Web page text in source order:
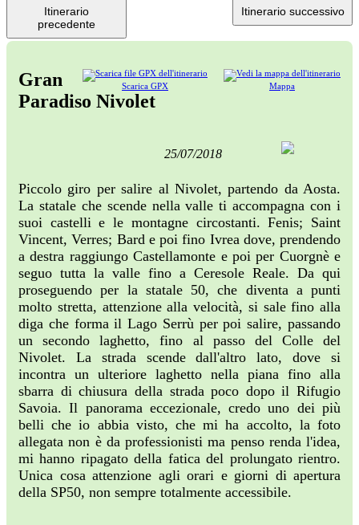
Itinerario
precedente
Itinerario successivo
Mappa
Scarica GPX
Gran
Paradiso Nivolet
25/07/2018
Piccolo giro per salire al Nivolet, partendo da Aosta.
La statale che scende nella valle ti accompagna con i
suoi castelli e le montagne circostanti. Fenis; Saint
Vincent, Verres; Bard e poi fino Ivrea dove, prendendo
a destra raggiungo Castellamonte e poi per Cuorgnè e
seguo tutta la valle fino a Ceresole Reale. Da qui
proseguendo per la statale 50, che diventa a punti
molto stretta, attenzione alla velocità, si sale fino alla
diga che forma il Lago Serrù per poi salire, passando
un secondo laghetto, fino al passo del Colle del
Nivolet. La strada scende dall'altro lato, dove si
incontra un ulteriore laghetto nella piana fino alla
sbarra di chiusura della strada poco dopo il Rifugio
Savoia. Il panorama eccezionale, credo uno dei più
belli che io abbia visto, che mi ha accolto, la foto
allegata non è da professionisti ma penso renda l'idea,
mi hanno ripagato della fatica del prolungato rientro.
Unica cosa attenzione agli orari e giorni di apertura
della SP50, non sempre totalmente accessibile.